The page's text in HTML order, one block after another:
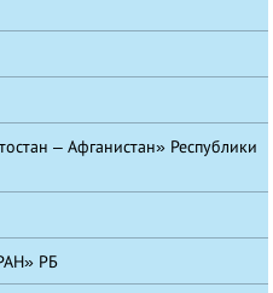
– Афганистан» Республики
РБ